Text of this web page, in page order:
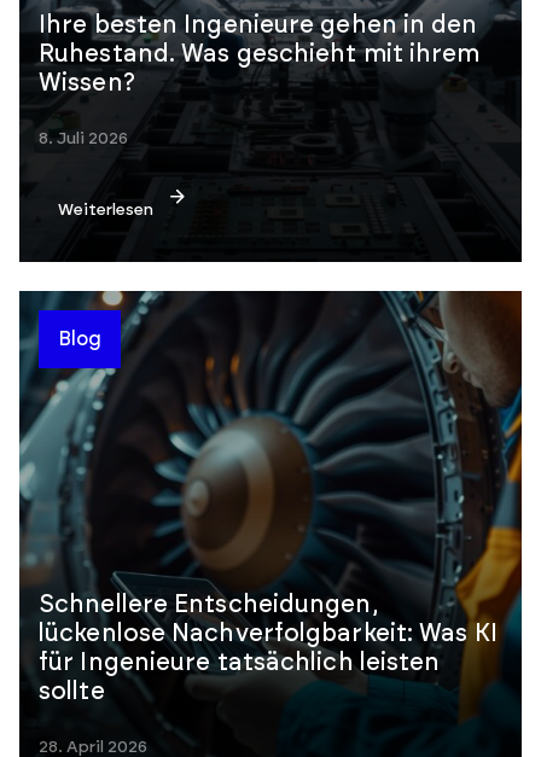
Ihre besten Ingenieure gehen in den
Ruhestand. Was geschieht mit ihrem
Wissen?
8. Juli 2026
Weiterlesen
Blog
Schnellere Entscheidungen,
lückenlose Nachverfolgbarkeit: Was KI
für Ingenieure tatsächlich leisten
sollte
28. April 2026